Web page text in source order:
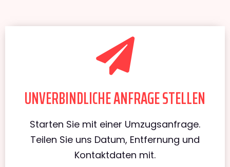
UNVERBINDLICHE ANFRAGE STELLEN
Starten Sie mit einer Umzugsanfrage.
Teilen Sie uns Datum, Entfernung und
Kontaktdaten mit.